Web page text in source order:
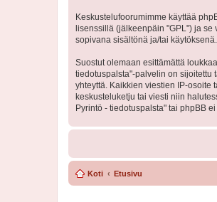
Keskustelufoorumimme käyttää
lisenssillä (jälkeenpäin "GPL") ja se
sopivana sisältönä ja/tai
Suostut olemaan esittämättä
tiedotuspalsta"-palvelin on sijoitettu
yhteyttä. Kaikkien viestien IP-osoite
keskusteluketju tai viesti niin
Pyrintö - tiedotuspalsta" tai phpBB
Koti Etusivu